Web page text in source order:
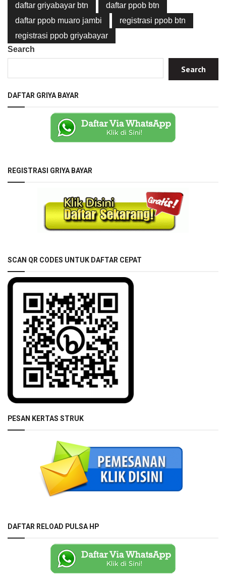
daftar griyabayar btn
daftar ppob btn
daftar ppob muaro jambi
registrasi ppob btn
registrasi ppob griyabayar
Search
Search
DAFTAR GRIYA BAYAR
REGISTRASI GRIYA BAYAR
SCAN QR CODES UNTUK DAFTAR CEPAT
PESAN KERTAS STRUK
DAFTAR RELOAD PULSA HP